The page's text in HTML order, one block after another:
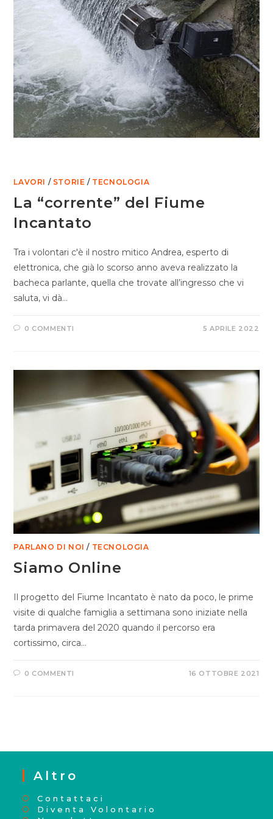
LAVORI / STORIE / TECNOLOGIA
La “corrente” del Fiume
Incantato
Tra i volontari c'è il nostro mitico Andrea, esperto di
elettronica, che già lo scorso anno aveva realizzato la
bacheca parlante, quella che trovate all’ingresso che vi
saluta, vi dà…
0 COMMENTI 5 APRILE 2022
PARLANO DI NOI / TECNOLOGIA
Siamo Online
Il progetto del Fiume Incantato è nato da poco, le prime
visite di qualche famiglia a settimana sono iniziate nella
tarda primavera del 2020 quando il percorso era
cortissimo, circa…
0 COMMENTI 16 OTTOBRE 2021
Altro
Contattaci
Diventa Volontario